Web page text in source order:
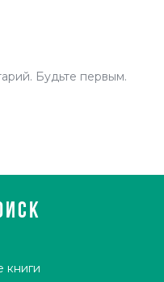
Будьте первым.
книги